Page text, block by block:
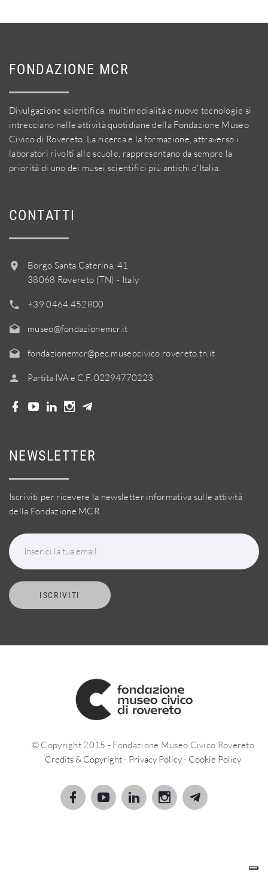
FONDAZIONE MCR
Divulgazione scientifica, multimedialità e nuove tecnologie si
intrecciano nelle attività quotidiane della Fondazione Museo
Civico di Rovereto. La ricerca e la formazione, attraverso i
laboratori rivolti alle scuole, rappresentano da sempre la
priorità di uno dei musei scientifici più antichi d'Italia.
CONTATTI
Borgo Santa Caterina, 41
38068 Rovereto (TN) - Italy
+39 0464 452800
museo@fondazionemcr.it
fondazionemcr@pec.museocivico.rovereto.tn.it
Partita IVA e C.F. 02294770223
NEWSLETTER
Iscriviti per ricevere la newsletter informativa sulle attività
della Fondazione MCR
Inserici la tua email
ISCRIVITI
© Copyright 2015 - Fondazione Museo Civico Rovereto
Credits & Copyright- Privacy Policy- Cookie Policy